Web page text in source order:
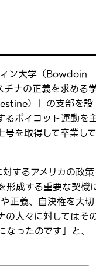
ン大学（Bowdoin
ナの正義を求める
）」の支部を設
るボイコット運動を
を取得して卒業して
するアメリカの政策
形成する重要な契機
正義、自決権を大切
の人々に対してはそ
ったのです」と、